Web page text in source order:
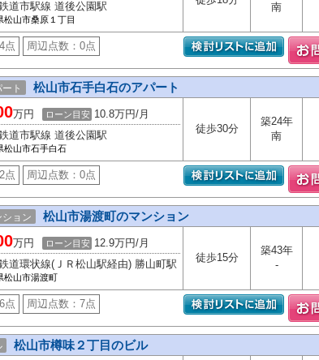
道市駅線 道後公園駅
松山市桑原１丁目
南
点 周辺点数： 0点
ト 松山市石手白石のアパート
万円 ローン目安 10.8万円/月
道市駅線 道後公園駅
松山市石手白石
徒歩30分
築24年
南
点 周辺点数： 0点
ション 松山市湯渡町のマンション
万円 ローン目安 12.9万円/月
道環状線(ＪＲ松山駅経由) 勝山町駅
松山市湯渡町
徒歩15分
築43年
-
点 周辺点数： 7点
松山市樽味２丁目のビル